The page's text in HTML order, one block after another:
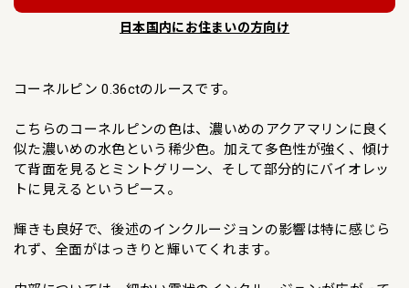
日本国内にお住まいの方向け
コーネルピン 0.36ctのルースです。
こちらのコーネルピンの色は、濃いめのアクアマリンに良く
似た濃いめの水色という稀少色。加えて多色性が強く、傾け
て背面を見るとミントグリーン、そして部分的にバイオレッ
トに見えるというピース。
輝きも良好で、後述のインクルージョンの影響は特に感じら
れず、全面がはっきりと輝いてくれます。